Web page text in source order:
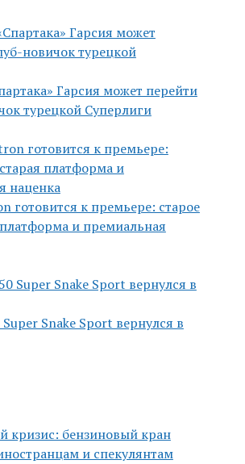
Гарсия может перейти
турецкой Суперлиги
готовится к премьере: старое
и премиальная
Snake Sport вернулся в